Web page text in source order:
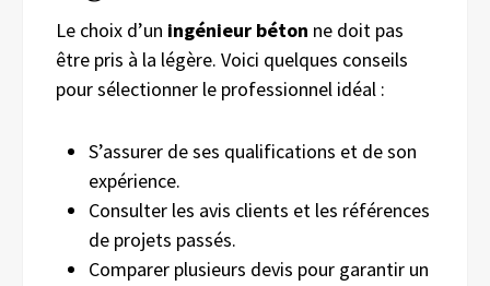
Le choix d’un ingénieur béton ne doit pas
être pris à la légère. Voici quelques conseils
pour sélectionner le professionnel idéal :
S’assurer de ses qualifications et de son
expérience.
Consulter les avis clients et les références
de projets passés.
Comparer plusieurs devis pour garantir un